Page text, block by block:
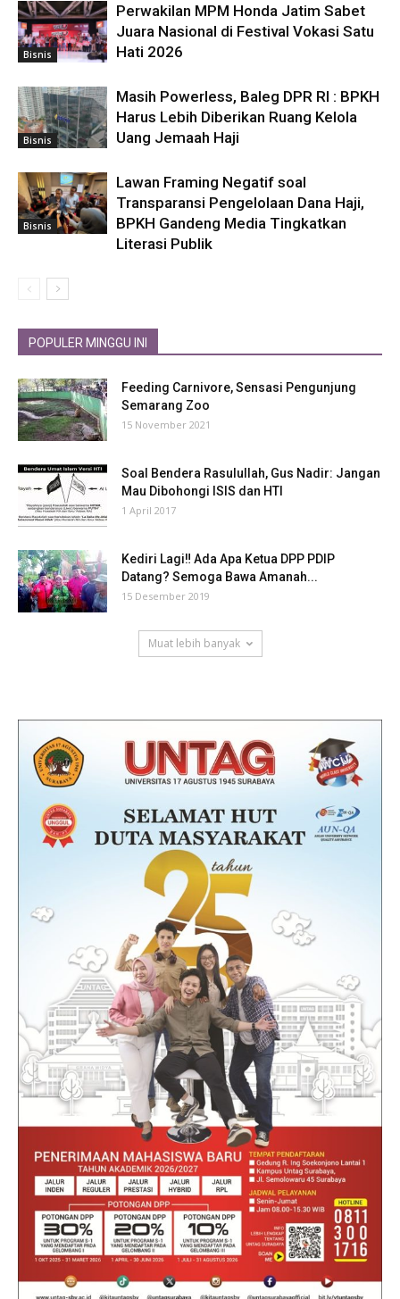
Bisnis
Perwakilan MPM Honda Jatim Sabet
Juara Nasional di Festival Vokasi Satu
Hati 2026
Bisnis
Masih Powerless, Baleg DPR RI : BPKH
Harus Lebih Diberikan Ruang Kelola
Uang Jemaah Haji
Bisnis
Lawan Framing Negatif soal
Transparansi Pengelolaan Dana Haji,
BPKH Gandeng Media Tingkatkan
Literasi Publik
POPULER MINGGU INI
Feeding Carnivore, Sensasi Pengunjung
Semarang Zoo
15 November 2021
Soal Bendera Rasulullah, Gus Nadir: Jangan
Mau Dibohongi ISIS dan HTI
1 April 2017
Kediri Lagi‼ Ada Apa Ketua DPP PDIP
Datang? Semoga Bawa Amanah...
15 Desember 2019
Muat lebih banyak